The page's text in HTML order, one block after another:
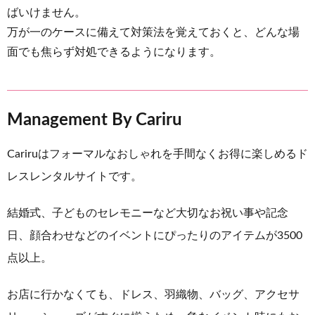
ばいけません。
万が一のケースに備えて対策法を覚えておくと、どんな場
面でも焦らず対処できるようになります。
Management By Cariru
Cariruはフォーマルなおしゃれを手間なくお得に楽しめるド
レスレンタルサイトです。
結婚式、子どものセレモニーなど大切なお祝い事や記念
日、顔合わせなどのイベントにぴったりのアイテムが3500
点以上。
お店に行かなくても、ドレス、羽織物、バッグ、アクセサ